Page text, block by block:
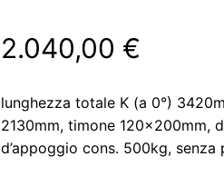
2.040,00 €
lunghezza totale K (a 0°)
2130mm, timone 120x200mm,
d’appoggio cons. 500kg,